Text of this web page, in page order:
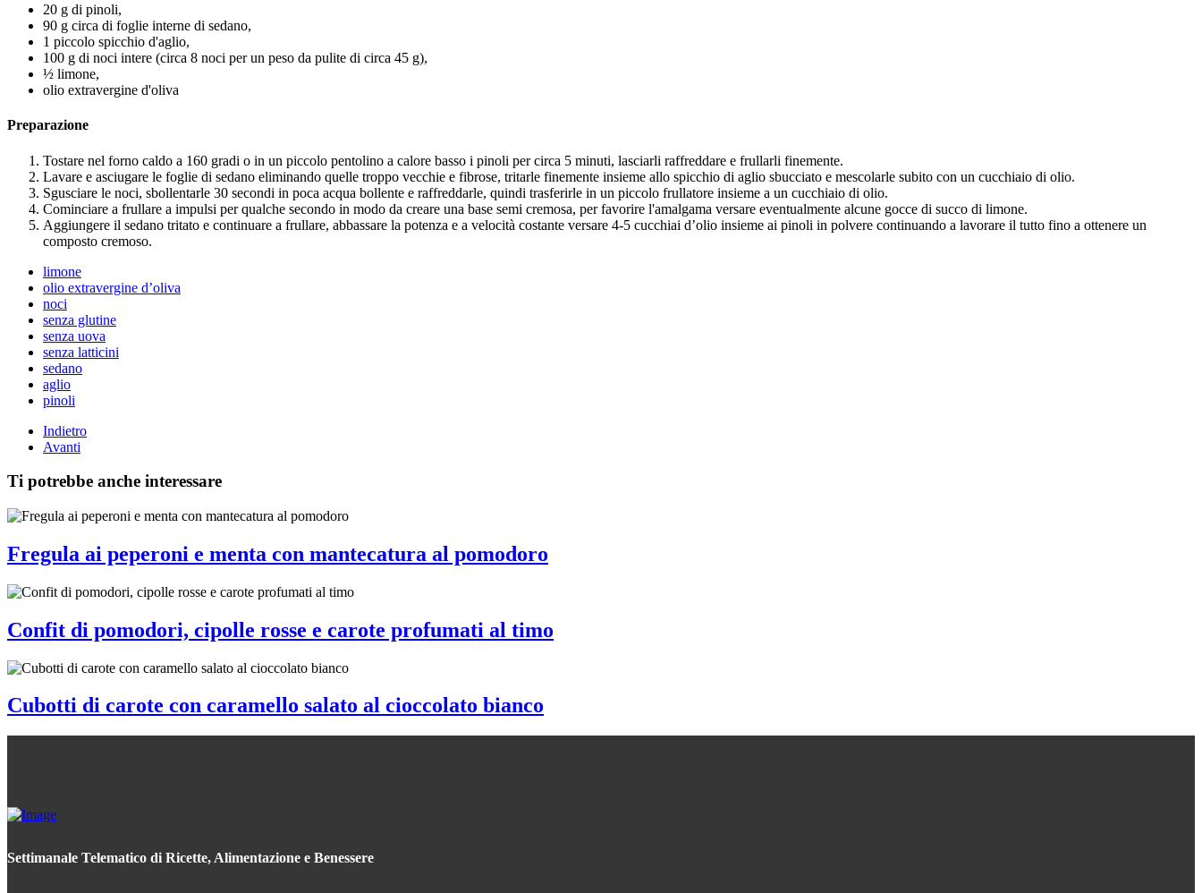
20 g di pinoli,
90 g circa di foglie interne di sedano,
1 piccolo spicchio d'aglio,
100 g di noci intere (circa 8 noci per un peso da pulite di circa 45 g),
½ limone,
olio extravergine d'oliva
Preparazione
Tostare nel forno caldo a 160 gradi o in un piccolo pentolino a calore basso i pinoli per circa 5 minuti, lasciarli raffreddare e frullarli finemente.
Lavare e asciugare le foglie di sedano eliminando quelle troppo vecchie e fibrose, tritarle finemente insieme allo spicchio di aglio sbucciato e mescolarle subito con un cucchiaio di olio.
Sgusciare le noci, sbollentarle 30 secondi in poca acqua bollente e raffreddarle, quindi trasferirle in un piccolo frullatore insieme a un cucchiaio di olio.
Cominciare a frullare a impulsi per qualche secondo in modo da creare una base semi cremosa, per favorire l'amalgama versare eventualmente alcune gocce di succo di limone.
Aggiungere il sedano tritato e continuare a frullare, abbassare la potenza e a velocità costante versare 4-5 cucchiai d’olio insieme ai pinoli in polvere continuando a lavorare il tutto fino a ottenere un
composto cremoso.
limone
olio extravergine d’oliva
noci
senza glutine
senza uova
senza latticini
sedano
aglio
pinoli
Indietro
Avanti
Ti potrebbe anche interessare
Fregula ai peperoni e menta con mantecatura al pomodoro
Confit di pomodori, cipolle rosse e carote profumati al timo
Cubotti di carote con caramello salato al cioccolato bianco
Settimanale Telematico di Ricette, Alimentazione e Benessere